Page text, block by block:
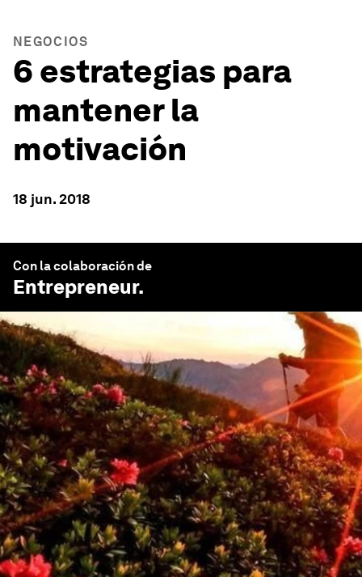
NEGOCIOS
6 estrategias para
mantener la
motivación
18 jun. 2018
Con la colaboración de
Entrepreneur.